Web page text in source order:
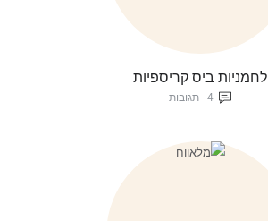
לחמניות ביס קריספיות
4 תגובות